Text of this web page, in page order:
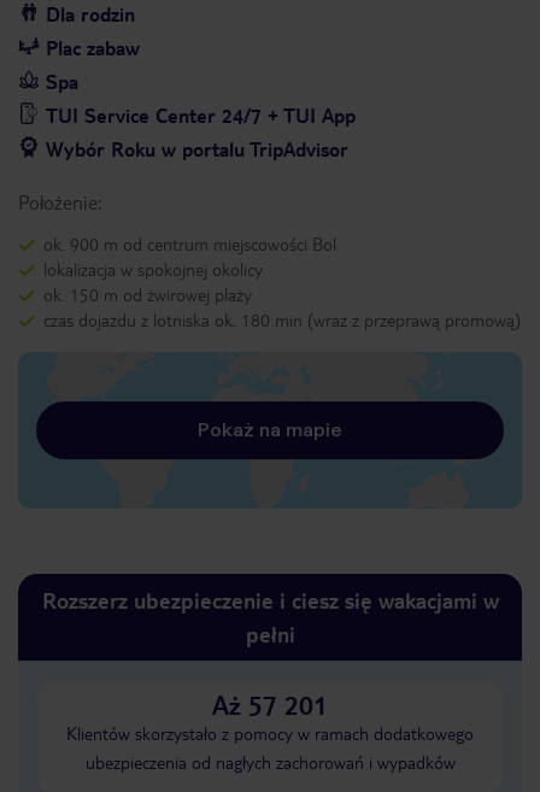
Dla rodzin
Plac zabaw
Spa
TUI Service Center 24/7 + TUI App
Wybór Roku w portalu TripAdvisor
Położenie:
ok. 900 m od centrum miejscowości Bol
lokalizacja w spokojnej okolicy
ok. 150 m od żwirowej plaży
czas dojazdu z lotniska ok. 180 min (wraz z przeprawą promową)
Pokaż na mapie
Rozszerz ubezpieczenie i ciesz się wakacjami w
pełni
Aż 57 201
Klientów skorzystało z pomocy w ramach dodatkowego
ubezpieczenia od nagłych zachorowań i wypadków